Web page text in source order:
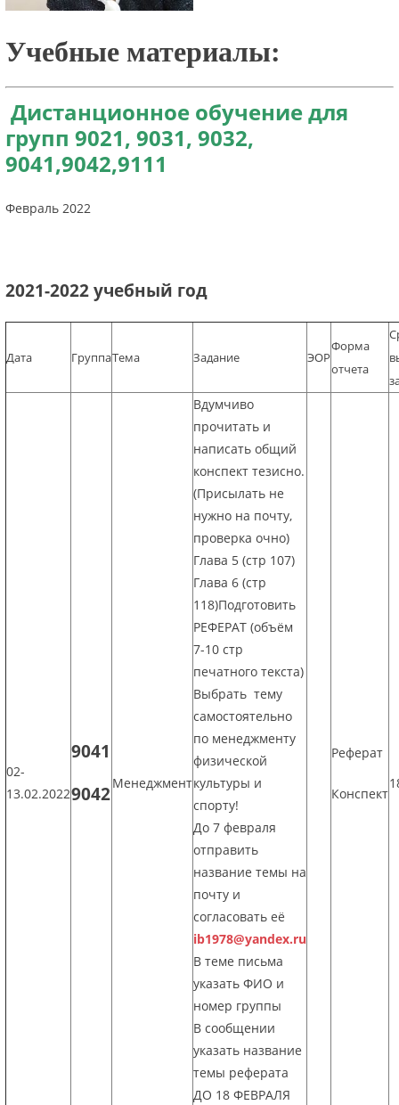
Учебные материалы:
Дистанционное обучение для
групп 9021, 9031, 9032,
9041,9042,9111
Февраль 2022
2021-2022 учебный год
Дата ГруппаТема Задание ЭОР
Форма
отчета
02-
13.02.2022
9041
9042Менеджмент
Вдумчиво
прочитать и
написать общий
конспект тезисно.
(Присылать не
нужно на почту,
проверка очно)
Глава 5 (стр 107)
Глава 6 (стр
118)Подготовить
РЕФЕРАТ (объём
7-10 стр
печатного текста)
Выбрать тему
самостоятельно
по менеджменту
физической
культуры и
спорту!
До 7 февраля
отправить
название темы на
почту и
согласовать её
ib1978@yandex.ru
В теме письма
указать ФИО и
номер группы
В сообщении
указать название
темы реферата
ДО 18 ФЕВРАЛЯ
Реферат
Конспект